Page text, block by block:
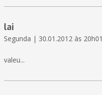
lai
Segunda | 30.01.2012 às 20h01
valeu...